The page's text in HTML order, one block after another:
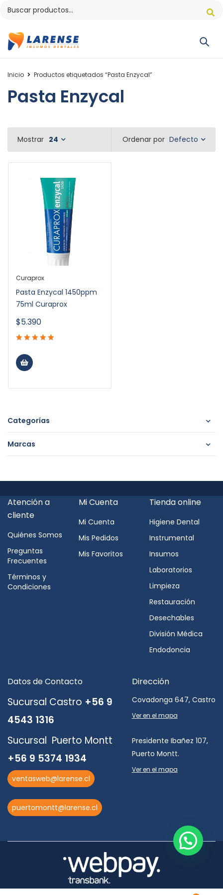
Inicio Productos etiquetados “Pasta Enzycal”
Pasta Enzycal
Categorías
Marcas
Ordenar por Defecto
Mostrar 24
Curaprox
Pasta Enzycal 1450ppm
75ml Curaprox
$5.390
Atención a
cliente
Quiénes Somos
Preguntas
Frecuentes
Términos y
Condiciones
Mi Cuenta
Mi Cuenta
Mis Pedidos
Mis Favoritos
Tienda online
Higiene Dental
Instrumental
Insumos
Laboratorios
Limpieza
Restauración
Desechables
División Médica
Endodoncia
Datos de Contacto
Sucursal Castro +56 9
4543 1316
Sucursal Puerto Montt
+56 9 5374 1934
ventasweb@larense.cl
puertomontt@larense.cl
Dirección
Covadonga 647, Castro
Ver en el mapa
Presidente Ibañez 107,
Puerto Montt.
Ver en el mapa